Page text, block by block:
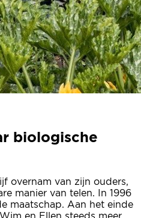
biologische
overnam van zijn ouders,
manier van telen. In 1996
maatschap. Aan het einde